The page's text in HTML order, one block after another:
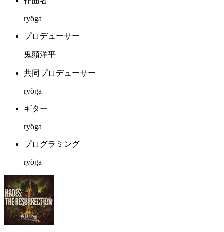
ryöga
プロデューサー
鬼頭洋平
共同プロデューサー
ryöga
ギター
ryöga
プログラミング
ryöga